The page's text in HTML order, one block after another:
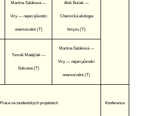
Martina Saláková —
Viry — nejen původci
onemocnění (T)
Aleš Buček —
Chemická ekologie
hmyzu (T)
Tomáš Matějček —
Sukcese (T)
Martina Saláková —
Viry — nejen původci
onemocnění (T)
Práce na studentských projektech
Konference